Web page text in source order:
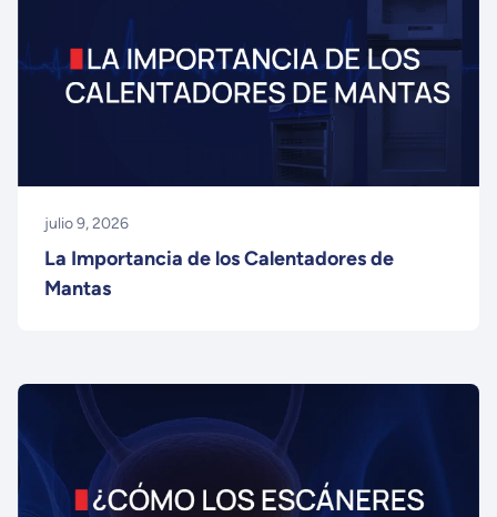
julio 9, 2026
La Importancia de los Calentadores de
Mantas